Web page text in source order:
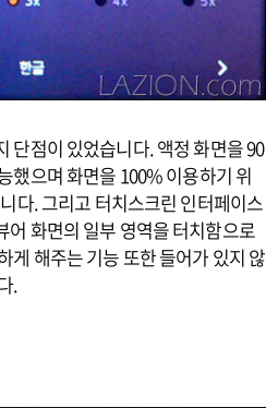
단점이 있었습니다. 액정 화면을 90
했으며 화면을 100% 이용하기 위
다. 그리고 터치스크린 인터페이스
어 화면의 일부 영역을 터치함으로
게 해주는 기능 또한 들어가 있지 않
.